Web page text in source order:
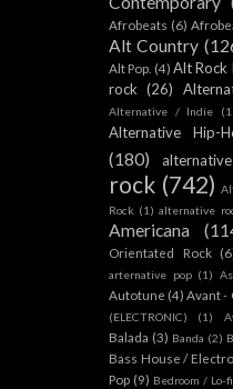
Afrobeats (6)
Alt Country
Alt Pop. (4) Alt Rock
rock (26)
Alternative / Indie
Alternative Hip-
(180)
rock (742)
Rock (1) alternative
Americana
Orientated Rock
arternative pop (1)
Autotune (4) Avant -
(ELECTRONIC)
(1)
Balada (3) Banda (2)
Bass House /
Pop (9) Bedroom / Lo-